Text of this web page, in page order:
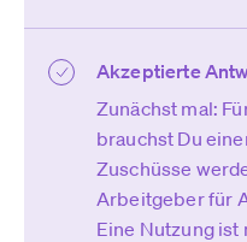
Akzeptierte
Zunächst mal:
brauchst Du
Zuschüsse
Arbeitgeber für
Eine Nutzung ist